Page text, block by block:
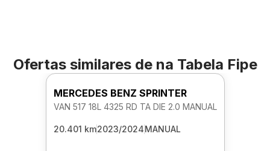
Ofertas similares de na Tabela Fipe
MERCEDES BENZ SPRINTER
VAN 517 18L 4325 RD TA DIE 2.0 MANUAL
20.401 km2023/2024MANUAL